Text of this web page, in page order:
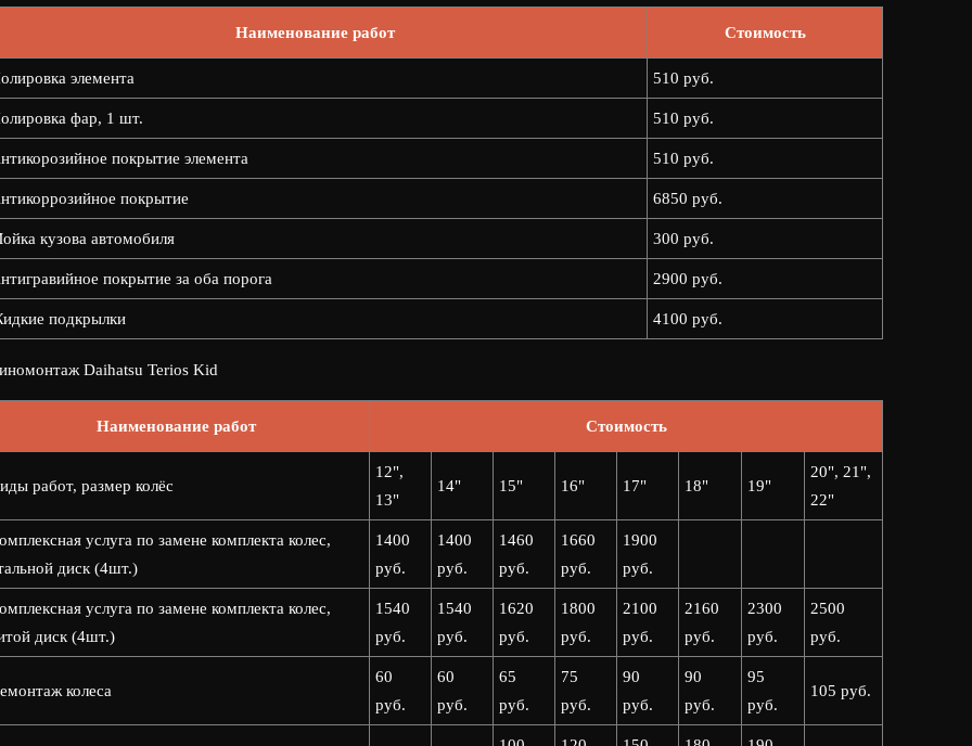
Наименование работ Стоимость
элемента 510 руб.
фар, 1 шт. 510 руб.
покрытие элемента 510 руб.
покрытие 6850 руб.
кузова автомобиля 300 руб.
покрытие за оба порога 2900 руб.
подкрылки 4100 руб.
Daihatsu Terios Kid
Наименование работ Стоимость
работ, размер колёс
12",
13"
14" 15" 16" 17" 18" 19"
20", 21",
22"
услуга по замене комплекта колес,
диск (4шт.)
1400
руб.
1400
руб.
1460
руб.
1660
руб.
1900
руб.
услуга по замене комплекта колес,
диск (4шт.)
1540
руб.
1540
руб.
1620
руб.
1800
руб.
2100
руб.
2160
руб.
2300
руб.
2500
руб.
колеса
60
руб.
60
руб.
65
руб.
75
руб.
90
руб.
90
руб.
95
руб.
105 руб.